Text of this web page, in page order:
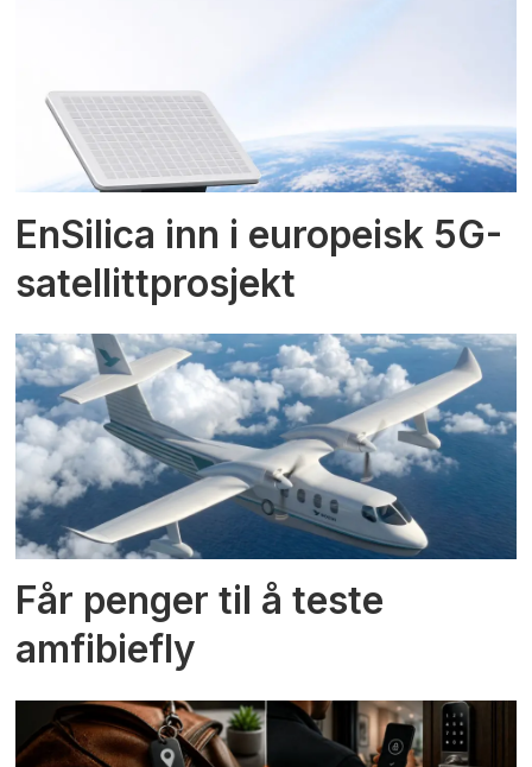
EnSilica inn i europeisk 5G-
satellittprosjekt
Får penger til å teste
amfibiefly